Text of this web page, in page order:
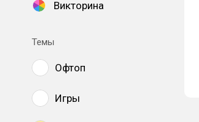
Викторина
Темы
Офтоп
Игры